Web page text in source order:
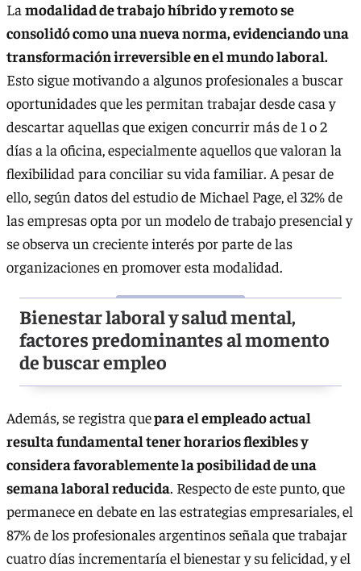
La modalidad de trabajo híbrido y remoto se
consolidó como una nueva norma, evidenciando una
transformación irreversible en el mundo laboral.
Esto sigue motivando a algunos profesionales a buscar
oportunidades que les permitan trabajar desde casa y
descartar aquellas que exigen concurrir más de 1 o 2
días a la oficina, especialmente aquellos que valoran la
flexibilidad para conciliar su vida familiar. A pesar de
ello, según datos del estudio de Michael Page, el 32% de
las empresas opta por un modelo de trabajo presencial y
se observa un creciente interés por parte de las
organizaciones en promover esta modalidad.
Bienestar laboral y salud mental,
factores predominantes al momento
de buscar empleo
Además, se registra quepara el empleado actual
resulta fundamental tener horarios flexibles y
considera favorablemente la posibilidad de una
semana laboral reducida. Respecto de este punto, que
permanece en debate en las estrategias empresariales, el
87% de los profesionales argentinos señala que trabajar
cuatro días incrementaría el bienestar y su felicidad, y el